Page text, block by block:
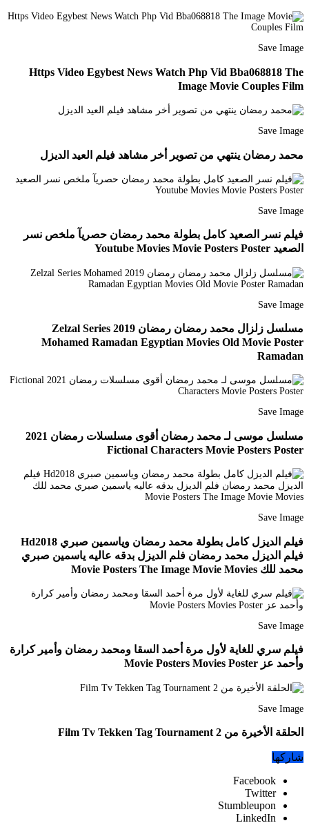
Save Image
Https Video Egybest News Watch Php Vid Bba068818 The
Image Movie Couples Film
Save Image
محمد رمضان ينتهي من تصوير أخر مشاهد فيلم العيد الديزل
Save Image
فيلم نسر الصعيد كامل بطولة محمد رمضان حصريآ ملخص نسر
الصعيد Youtube Movies Movie Posters Poster
Save Image
مسلسل زلزال محمد رمضان رمضان 2019 Zelzal Series
Mohamed Ramadan Egyptian Movies Old Movie Poster
Ramadan
Save Image
مسلسل موسى لـ محمد رمضان أقوى مسلسلات رمضان 2021
Fictional Characters Movie Posters Poster
Save Image
فيلم الديزل كامل بطولة محمد رمضان وياسمين صبري Hd2018
فيلم الديزل محمد رمضان فلم الديزل بدقه عاليه ياسمين صبري
محمد للك Movie Posters The Image Movie Movies
Save Image
فيلم سري للغاية لأول مرة أحمد السقا ومحمد رمضان وأمير كرارة
وأحمد عز Movie Posters Movies Poster
Save Image
الحلقة الأخيرة من Film Tv Tekken Tag Tournament 2
شاركها
Facebook
Twitter
Stumbleupon
LinkedIn